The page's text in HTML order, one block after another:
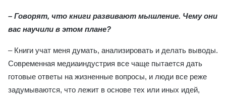
– Говорят, что книги развивают мышление. Чему они
вас научили в этом плане?
– Книги учат меня думать, анализировать и делать выводы.
Современная медиаиндустрия все чаще пытается дать
готовые ответы на жизненные вопросы, и люди все реже
задумываются, что лежит в основе тех или иных идей,